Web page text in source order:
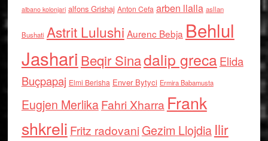
albano kolonjari alfons Grishaj Anton Cefa arben llalla asllan
Bushati Astrit Lulushi Aurenc Bebja Behlul
Jashari Beqir Sinadalip grecaElida
Buçpapaj Elmi Berisha Enver Bytyci Ermira Babamusta
Eugjen MerlikaFahri Xharra Frank
shkreli Fritz radovaniGezim Llojdia Ilir